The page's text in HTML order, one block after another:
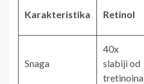
Karakteristika Retinol
Snaga
40x
slabiji od
tretinoina